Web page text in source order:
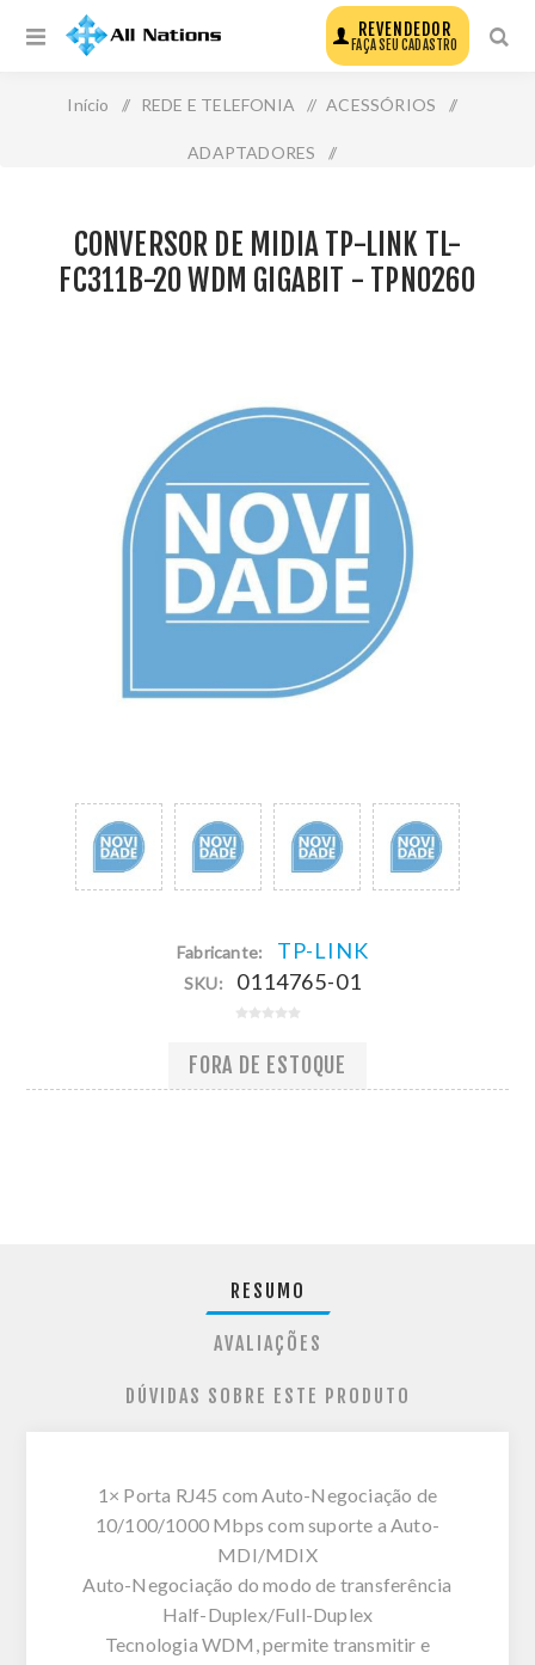
REVENDEDOR
FAÇA SEU CADASTRO
Início / REDE E TELEFONIA / ACESSÓRIOS /
ADAPTADORES /
Tpn0260
CONVERSOR DE MIDIA TP-LINK TL-
FC311B-20 WDM GIGABIT - TPN0260
Fabricante: TP-LINK
SKU: 0114765-01
FORA DE ESTOQUE
RESUMO
AVALIAÇÕES
DÚVIDAS SOBRE ESTE PRODUTO
1× Porta RJ45 com Auto-Negociação de
10/100/1000 Mbps com suporte a Auto-
MDI/MDIX
Auto-Negociação do modo de transferência
Half-Duplex/Full-Duplex
Tecnologia WDM, permite transmitir e